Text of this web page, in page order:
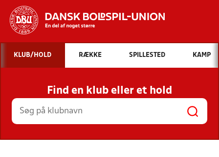
Hvad vil du søge efter?
INDHOLD OG NYHEDER
STILLINGER, RESULTATER, KLUBBER OG
HOLD
KLUB/HOLD RÆKKE SPILLESTED KAMP
Find en klub eller et hold